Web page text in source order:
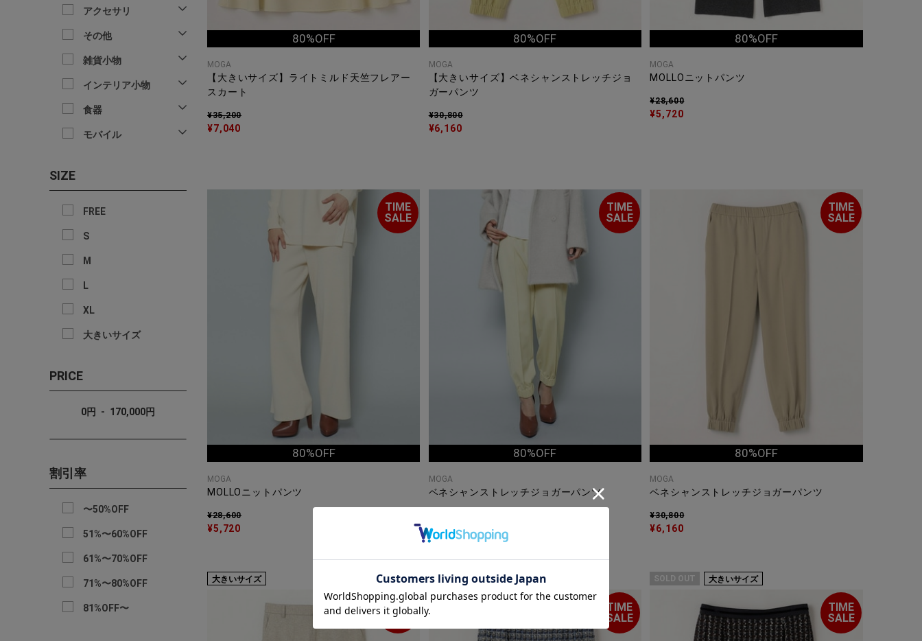
アクセサリ
その他
雑貨小物
インテリア小物
食器
モバイル
SIZE
FREE
S
M
L
XL
大きいサイズ
PRICE
0円 - 170,000円
割引率
〜50%OFF
51%〜60%OFF
61%〜70%OFF
71%〜80%OFF
81%OFF〜
80%OFF
MOGA
【大きいサイズ】ライトミルド天竺フレアー
スカート
¥35,200
¥7,040
80%OFF
MOGA
【大きいサイズ】ベネシャンストレッチジョ
ガーパンツ
¥30,800
¥6,160
80%OFF
MOGA
MOLLOニットパンツ
¥28,600
¥5,720
TIME
SALE
80%OFF
MOGA
MOLLOニットパンツ
¥28,600
¥5,720
TIME
SALE
80%OFF
MOGA
ベネシャンストレッチジョガーパンツ
¥6,160
TIME
SALE
80%OFF
MOGA
ベネシャンストレッチジョガーパンツ
¥30,800
¥6,160
大きいサイズ
TIME
SALE
大きいサイズ
TIME
SALE
SOLD OUT 大きいサイズ
TIME
SALE